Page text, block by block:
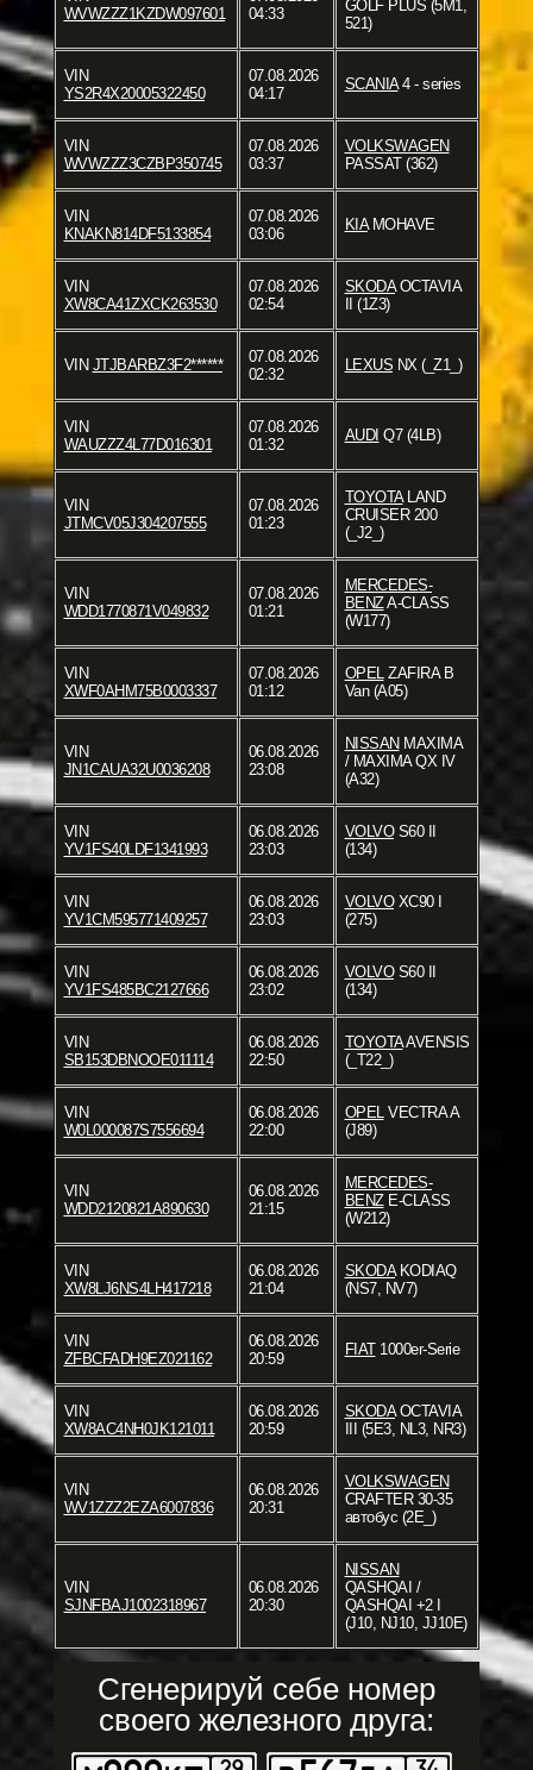
WVWZZZ1KZDW097601
04:33
GOLF PLUS (5M1,
521)
VIN
YS2R4X20005322450
07.08.2026
04:17
SCANIA4 - series
VIN
WVWZZZ3CZBP350745
07.08.2026
03:37
VOLKSWAGEN
PASSAT (362)
VIN
KNAKN814DF5133854
07.08.2026
03:06
KIAMOHAVE
VIN
XW8CA41ZXCK263530
07.08.2026
02:54
SKODAOCTAVIA
II (1Z3)
VIN JTJBARBZ3F2******
07.08.2026
02:32
LEXUS NX (_Z1_)
VIN
WAUZZZ4L77D016301
07.08.2026
01:32
AUDI Q7 (4LB)
VIN
JTMCV05J304207555
07.08.2026
01:23
TOYOTALAND
CRUISER 200
(_J2_)
VIN
WDD1770871V049832
07.08.2026
01:21
MERCEDES-
BENZA-CLASS
(W177)
VIN
XWF0AHM75B0003337
07.08.2026
01:12
OPEL ZAFIRA B
Van (A05)
VIN
JN1CAUA32U0036208
06.08.2026
23:08
NISSANMAXIMA
/ MAXIMA QX IV
(A32)
VIN
YV1FS40LDF1341993
06.08.2026
23:03
VOLVOS60 II
(134)
VIN
YV1CM595771409257
06.08.2026
23:03
VOLVOXC90 I
(275)
VIN
YV1FS485BC2127666
06.08.2026
23:02
VOLVOS60 II
(134)
VIN
SB153DBNOOE011114
06.08.2026
22:50
TOYOTAAVENSIS
(_T22_)
VIN
W0L000087S7556694
06.08.2026
22:00
OPEL VECTRA A
(J89)
VIN
WDD2120821A890630
06.08.2026
21:15
MERCEDES-
BENZE-CLASS
(W212)
VIN
XW8LJ6NS4LH417218
06.08.2026
21:04
SKODAKODIAQ
(NS7, NV7)
VIN
ZFBCFADH9EZ021162
06.08.2026
20:59
FIAT1000er-Serie
VIN
XW8AC4NH0JK121011
06.08.2026
20:59
SKODAOCTAVIA
III (5E3, NL3, NR3)
VIN
WV1ZZZ2EZA6007836
06.08.2026
20:31
VOLKSWAGEN
CRAFTER 30-35
автобус (2E_)
VIN
SJNFBAJ1002318967
06.08.2026
20:30
NISSAN
QASHQAI /
QASHQAI +2 I
(J10, NJ10, JJ10E)
Сгенерируй себе номер
своего железного друга: